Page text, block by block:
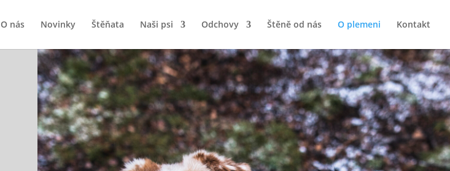
O nás Novinky Štěňata Naši psi Odchovy Štěně od nás O plemeni Kontakt